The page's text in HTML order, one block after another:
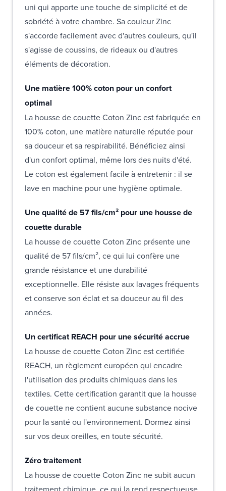
uni qui apporte une touche de simplicité et de
sobriété à votre chambre. Sa couleur Zinc
s'accorde facilement avec d'autres couleurs, qu'il
s'agisse de coussins, de rideaux ou d'autres
éléments de décoration.
Une matière 100% coton pour un confort
optimal
La housse de couette Coton Zinc est fabriquée en
100% coton, une matière naturelle réputée pour
sa douceur et sa respirabilité. Bénéficiez ainsi
d'un confort optimal, même lors des nuits d'été.
Le coton est également facile à entretenir : il se
lave en machine pour une hygiène optimale.
Une qualité de 57 fils/cm² pour une housse de
couette durable
La housse de couette Coton Zinc présente une
qualité de 57 fils/cm², ce qui lui confère une
grande résistance et une durabilité
exceptionnelle. Elle résiste aux lavages fréquents
et conserve son éclat et sa douceur au fil des
années.
Un certificat REACH pour une sécurité accrue
La housse de couette Coton Zinc est certifiée
REACH, un règlement européen qui encadre
l'utilisation des produits chimiques dans les
textiles. Cette certification garantit que la housse
de couette ne contient aucune substance nocive
pour la santé ou l'environnement. Dormez ainsi
sur vos deux oreilles, en toute sécurité.
Zéro traitement
La housse de couette Coton Zinc ne subit aucun